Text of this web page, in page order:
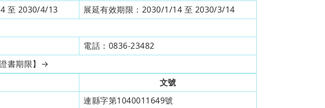
至 2030/4/13 展延有效期限： 2030/1/14 至 2030/3/14
電話： 0836-23482
書期限】→
文號
連縣字第1040011649號